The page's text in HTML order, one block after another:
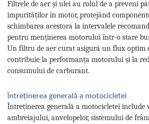
Filtrele de aer și ulei au rolul de a preveni
impurităților în motor, protejând
schimbarea acestora la intervalele
pentru menținerea motorului într-o stare
Un filtru de aer curat asigură un flux optim
contribuie la performanța motorului și la
consumului de carburant.
Întreținerea generală a motocicletei
Întreținerea generală a motocicletei include
ambreiajului, anvelopelor, sistemului de